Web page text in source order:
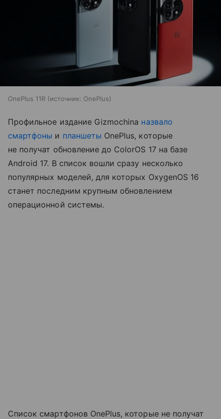
OnePlus 11R источник: OnePlus
Профильное издание Gizmochina назвало
смартфоны и планшеты OnePlus, которые
не получат обновление до ColorOS 17 на базе
Android 17. В список вошли сразу несколько
популярных моделей, для которых OxygenOS 16
станет последним крупным обновлением
операционной системы.
Список смартфонов OnePlus, которые не получат